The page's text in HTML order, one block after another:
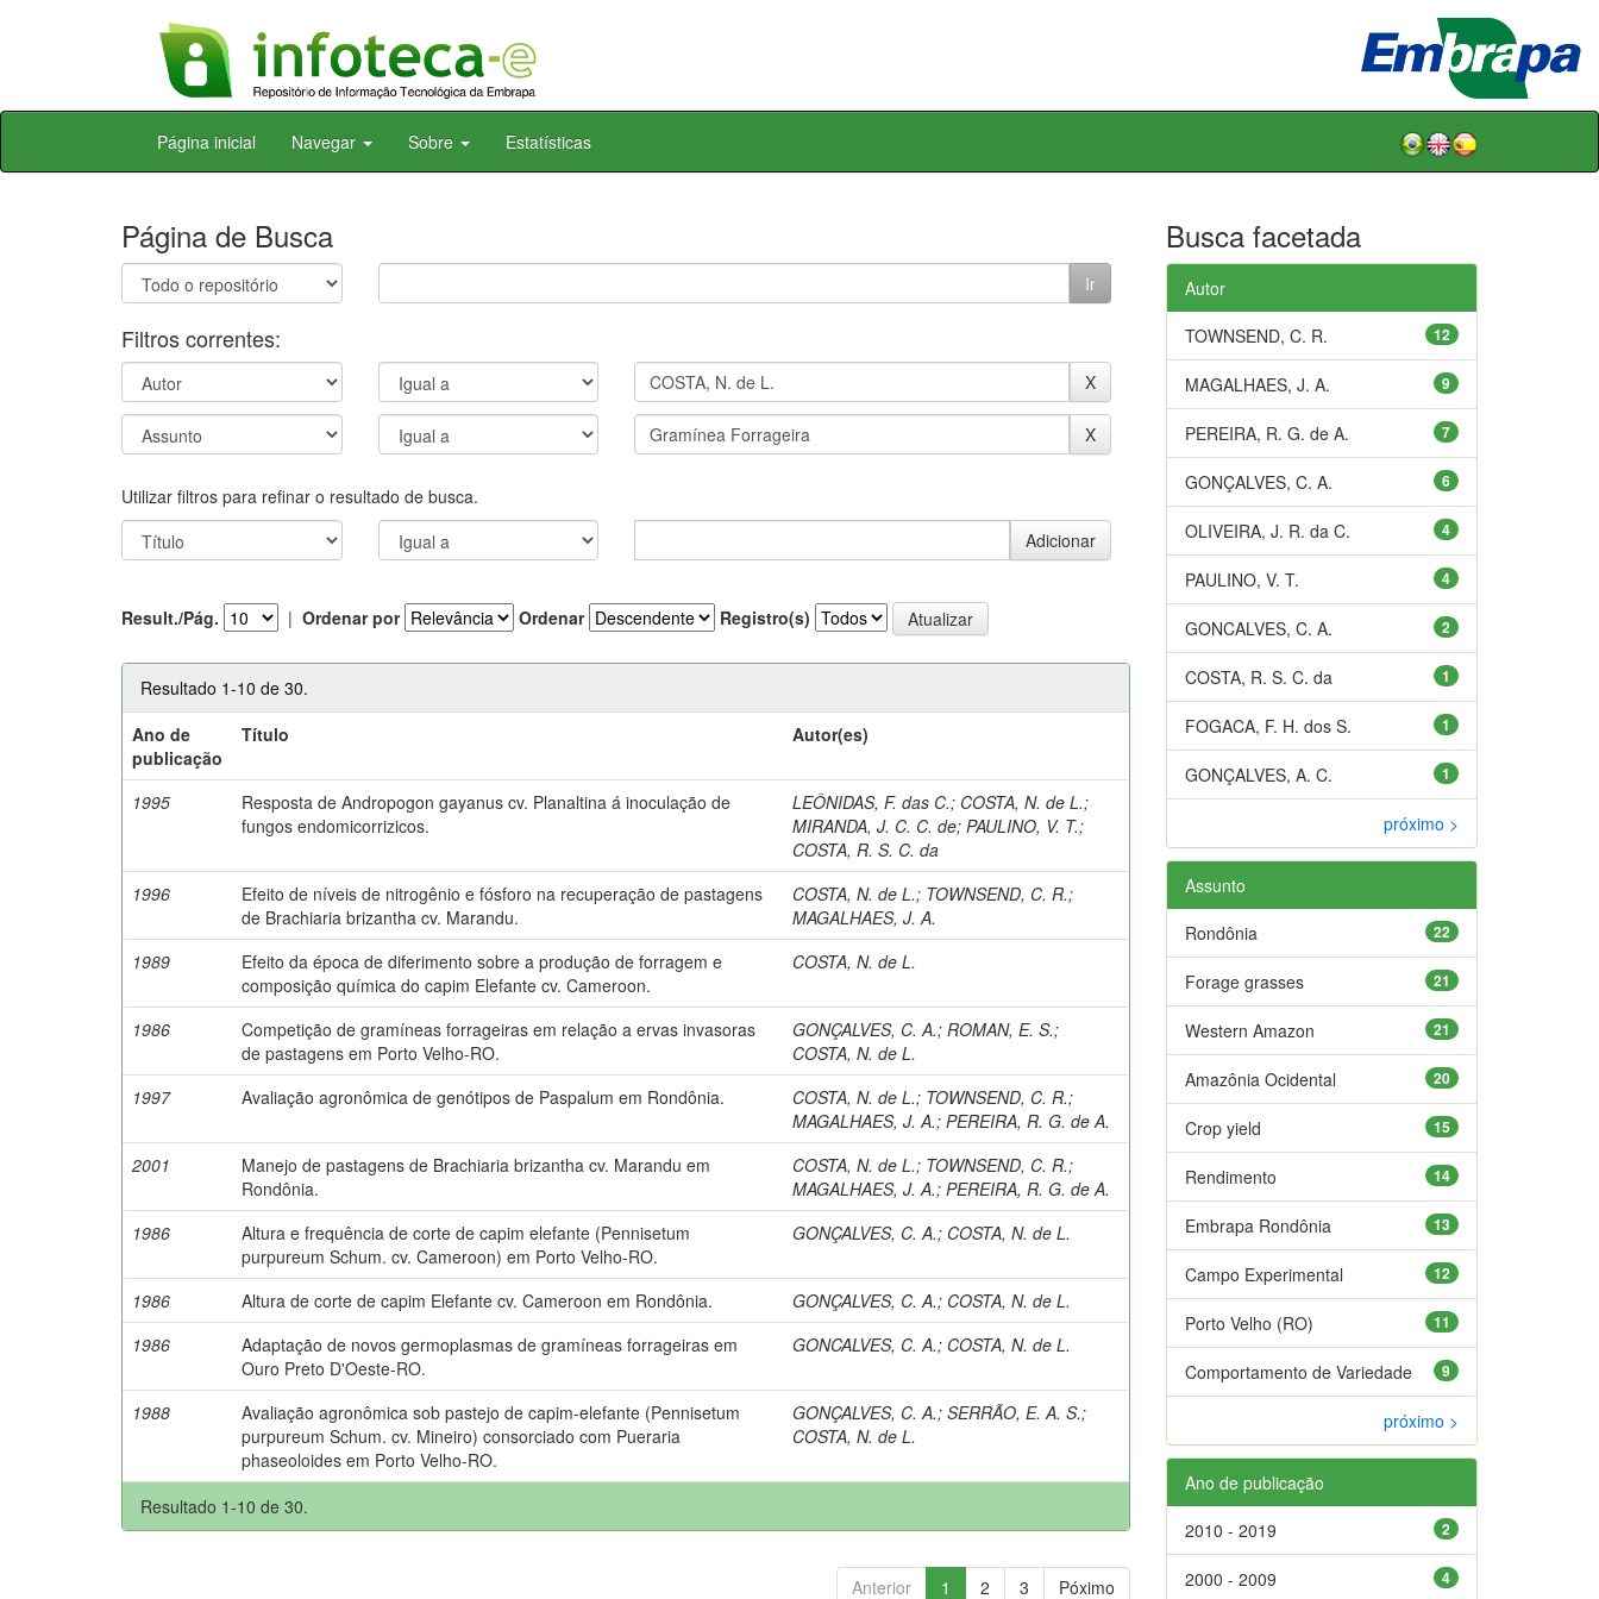
Skip
Página inicial Navegar Sobre Estatísticas
Página de Busca
Filtros correntes:
Utilizar filtros para refinar o resultado de busca.
Result./Pág. | Ordenar por Ordenar Registro(s)
Resultado 1-10 de 30.
Ano de
publicação
Título Autor(es)
1995
Resposta de Andropogon gayanus cv. Planaltina á inoculação de
fungos endomicorrizicos.
LEÔNIDAS, F. das C.; COSTA, N. de L.;
MIRANDA, J. C. C. de;PAULINO, V. T.;
COSTA, R. S. C. da
1996
Efeito de níveis de nitrogênio e fósforo na recuperação de pastagens
de Brachiaria brizantha cv. Marandu.
COSTA, N. de L.; TOWNSEND, C. R.;
MAGALHAES, J. A.
1989
Efeito da época de diferimento sobre a produção de forragem e
composição química do capim Elefante cv. Cameroon.
COSTA, N. de L.
1986
Competição de gramíneas forrageiras em relação a ervas invasoras
de pastagens em Porto Velho-RO.
GONÇALVES, C. A.; ROMAN, E. S.;
COSTA, N. de L.
1997
Avaliação agronômica de genótipos de Paspalum em Rondônia. COSTA, N. de L.; TOWNSEND, C. R.;
MAGALHAES, J. A.;PEREIRA, R. G. de A.
2001
Manejo de pastagens de Brachiaria brizantha cv. Marandu em
Rondônia.
COSTA, N. de L.; TOWNSEND, C. R.;
MAGALHAES, J. A.;PEREIRA, R. G. de A.
1986
Altura e frequência de corte de capim elefante (Pennisetum
purpureum Schum. cv. Cameroon) em Porto Velho-RO.
GONÇALVES, C. A.; COSTA, N. de L.
1986 Altura de corte de capim Elefante cv. Cameroon em Rondônia. GONÇALVES, C. A.; COSTA, N. de L.
1986
Adaptação de novos germoplasmas de gramíneas forrageiras em
Ouro Preto D'Oeste-RO.
GONCALVES, C. A.; COSTA, N. de L.
1988
Avaliação agronômica sob pastejo de capim-elefante (Pennisetum
purpureum Schum. cv. Mineiro) consorciado com Pueraria
phaseoloides em Porto Velho-RO.
GONÇALVES, C. A.;SERRÃO, E. A. S.;
COSTA, N. de L.
Resultado 1-10 de 30.
Anterior 1 2 3 Póximo
Busca facetada
Autor
12
TOWNSEND, C. R.
9
MAGALHAES, J. A.
7
PEREIRA, R. G. de A.
6
GONÇALVES, C. A.
4
OLIVEIRA, J. R. da C.
4
PAULINO, V. T.
2
GONCALVES, C. A.
1
COSTA, R. S. C. da
1
FOGACA, F. H. dos S.
1
GONÇALVES, A. C.
próximo >
Assunto
22
Rondônia
21
Forage grasses
21
Western Amazon
20
Amazônia Ocidental
15
Crop yield
14
Rendimento
13
Embrapa Rondônia
12
Campo Experimental
11
Porto Velho (RO)
9
Comportamento de Variedade
próximo >
Ano de publicação
2
2010 - 2019
4
2000 - 2009